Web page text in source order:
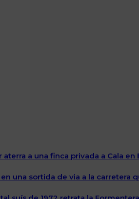
aterra a una finca privada a Cala
una sortida de via a la carretera